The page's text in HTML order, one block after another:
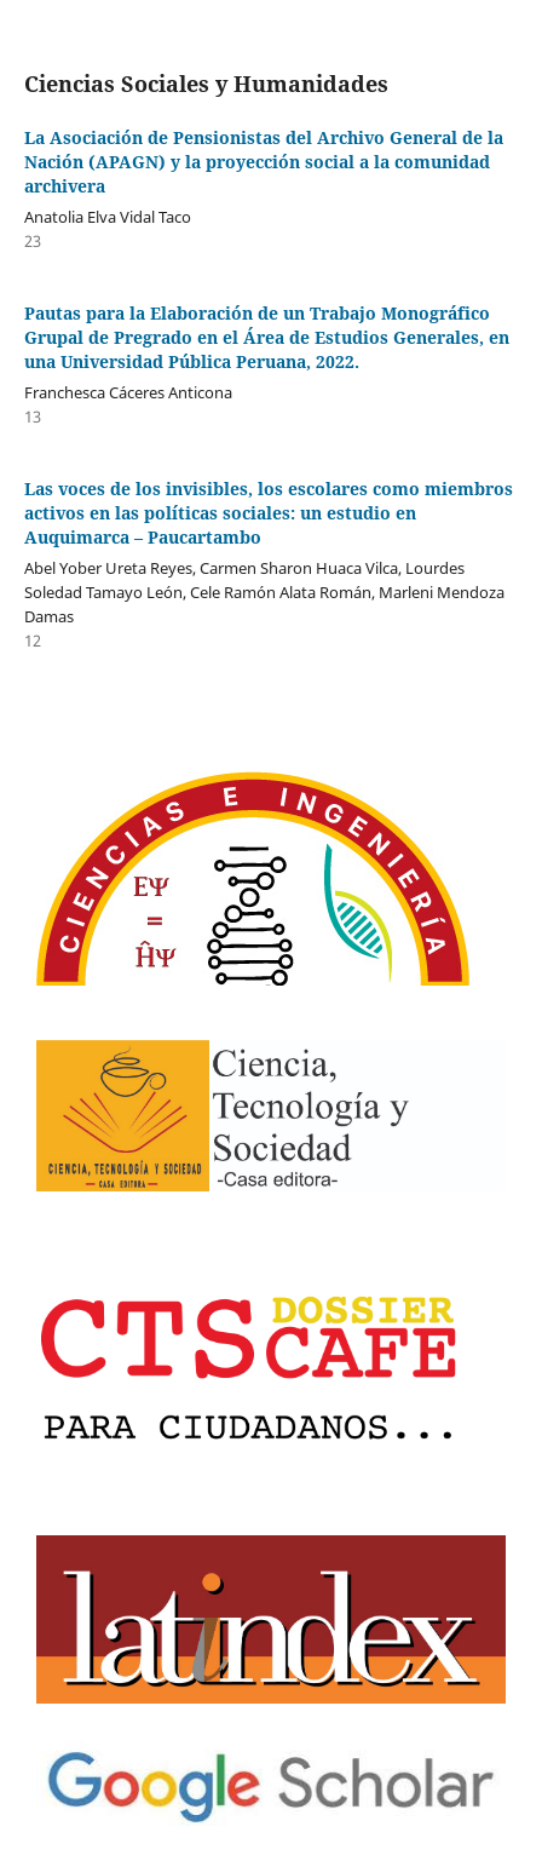
Ciencias Sociales y Humanidades
La Asociación de Pensionistas del Archivo General de la
Nación (APAGN) y la proyección social a la comunidad
archivera
Anatolia Elva Vidal Taco
23
Pautas para la Elaboración de un Trabajo Monográfico
Grupal de Pregrado en el Área de Estudios Generales, en
una Universidad Pública Peruana, 2022.
Franchesca Cáceres Anticona
13
Las voces de los invisibles, los escolares como miembros
activos en las políticas sociales: un estudio en
Auquimarca – Paucartambo
Abel Yober Ureta Reyes, Carmen Sharon Huaca Vilca, Lourdes
Soledad Tamayo León, Cele Ramón Alata Román, Marleni Mendoza
Damas
12